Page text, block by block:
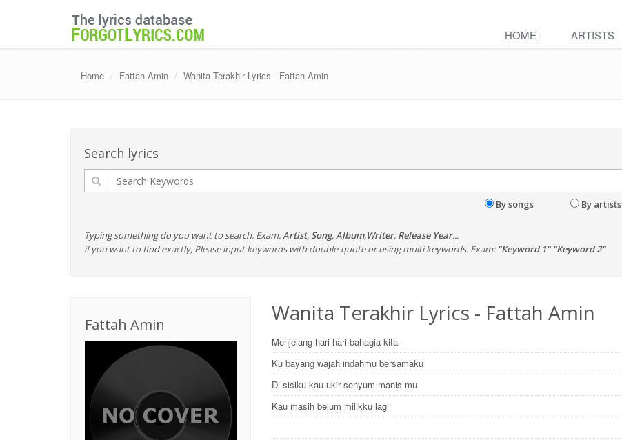
HOME ARTISTS
Home Fattah Amin Wanita Terakhir Lyrics - Fattah Amin
Search lyrics
By songs By artists
Typing something do you want to search. Exam:Artist, Song,Album,Writer, Release Year...
if you want to find exactly, Please input keywords with double-quote or using multi keywords. Exam: "Keyword 1" "Keyword 2"
Fattah Amin Wanita Terakhir Lyrics - Fattah Amin
Menjelang hari-hari bahagia kita
Ku bayang wajah indahmu bersamaku
Di sisiku kau ukir senyum manis mu
Kau masih belum milikku lagi